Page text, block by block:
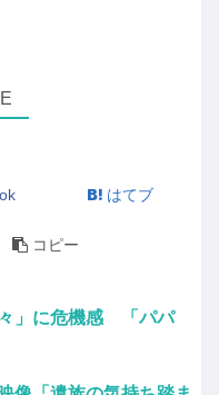
はてブ
コピー
」に危機感 「パパ